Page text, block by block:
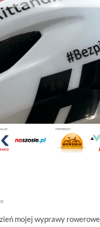
mojej wyprawy